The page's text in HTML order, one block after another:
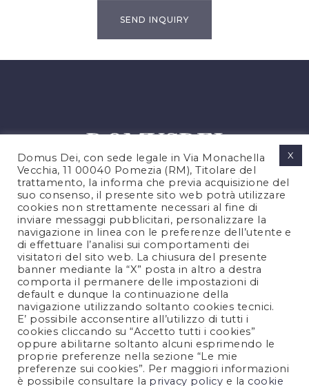
PRIVACY POLICY
COOKIES POLICY
LEGAL NOTES
CONTACTS
FOLLOW US
Domus Dei, con sede legale in Via Monachella
Vecchia, 11 00040 Pomezia (RM), Titolare del
trattamento, la informa che previa acquisizione del
suo consenso, il presente sito web potrà utilizzare
cookies non strettamente necessari al fine di
inviare messaggi pubblicitari, personalizzare la
navigazione in linea con le preferenze dell’utente e
di effettuare l’analisi sui comportamenti dei
visitatori del sito web. La chiusura del presente
banner mediante la “X” posta in altro a destra
comporta il permanere delle impostazioni di
default e dunque la continuazione della
navigazione utilizzando soltanto cookies tecnici.
E’ possibile acconsentire all’utilizzo di tutti i
cookies cliccando su “Accetto tutti i cookies”
oppure abilitarne soltanto alcuni esprimendo le
proprie preferenze nella sezione “Le mie
preferenze sui cookies”. Per maggiori informazioni
è possibile consultare la privacy policy e la cookie
X